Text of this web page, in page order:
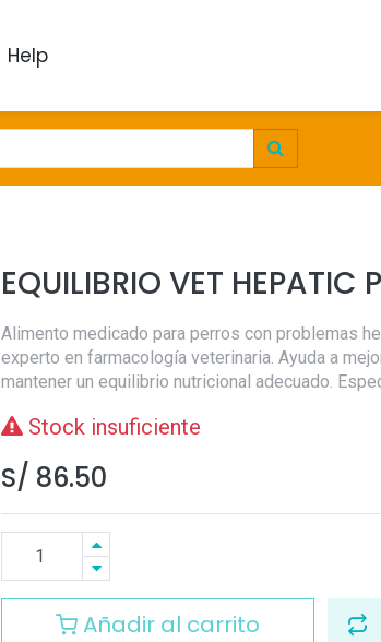
Help
EQUILIBRIO VET HEPATIC
Alimento medicado para perros con problemas
experto en farmacología veterinaria. Ayuda a
mantener un equilibrio nutricional adecuado.
Stock insuficiente
S/ 86.50
Añadir al carrito